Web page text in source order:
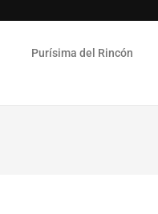
Purísima del Rincón